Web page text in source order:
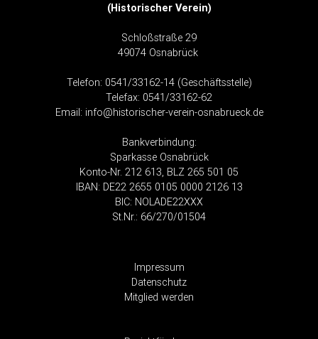
(Historischer Verein)
Schloßstraße 29
49074 Osnabrück
Telefon: 0541/33162-14 (Geschäftsstelle)
Telefax: 0541/33162-62
Email: info@historischer-verein-osnabrueck.de
Bankverbindung:
Sparkasse Osnabrück
Konto-Nr. 212 613, BLZ 265 501 05
IBAN: DE22 2655 0105 0000 2126 13
BIC: NOLADE22XXX
St.Nr.: 66/270/01504
Impressum
Datenschutz
Mitglied werden